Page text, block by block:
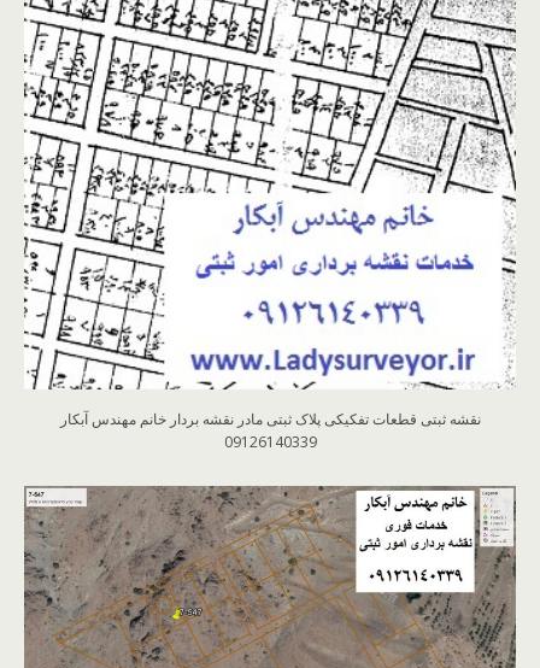
نقشه ثبتی قطعات تفکیکی پلاک ثبتی مادر نقشه بردار خانم مهندس آبکار
09126140339